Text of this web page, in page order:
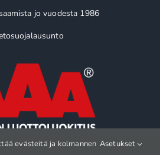
jo vuodesta 1986
evästeitä ja kolmannen Asetukset